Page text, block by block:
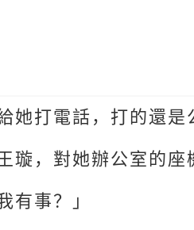
她打電話，打的還是
璇，對她辦公室的座
有事？」